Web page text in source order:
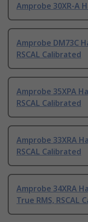
Amprobe 30XR-A
Amprobe DM73C
RSCAL Calibrated
Amprobe 35XPA
RSCAL Calibrated
Amprobe 33XRA
RSCAL Calibrated
Amprobe 34XRA
True RMS, RSCAL